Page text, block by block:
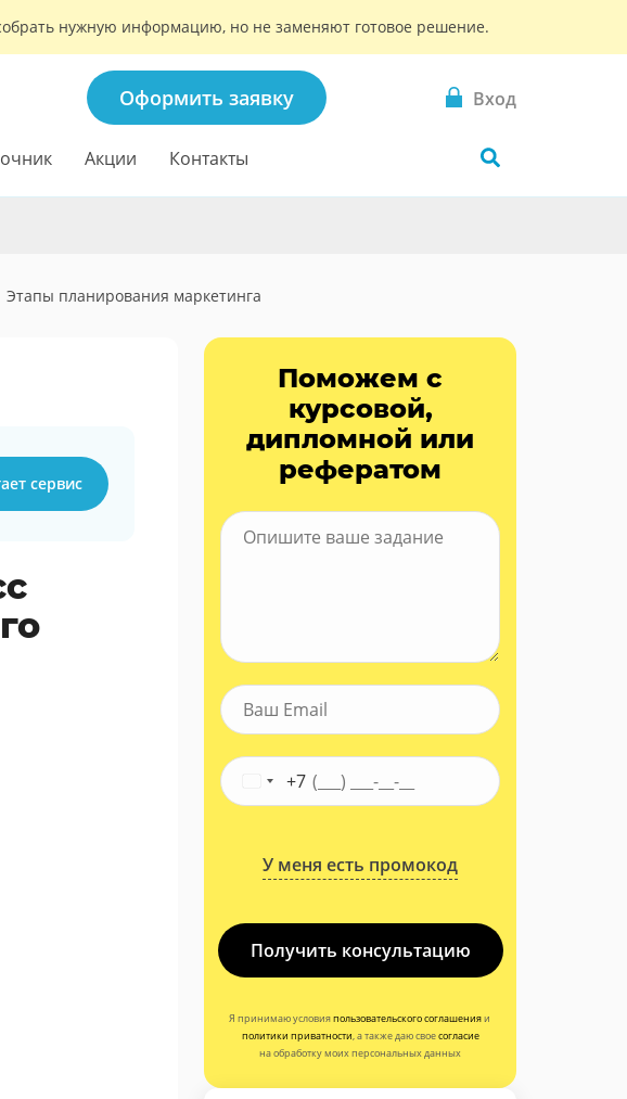
нужную информацию, но не заменяют готовое решение.
Оформить заявку Вход
Акции Контакты
Этапы планирования маркетинга
сервис
Поможем с
курсовой,
дипломной или
рефератом
+7
У меня есть промокод
Получить консультацию
Я принимаю условияпользовательского соглашенияи
политики приватности, а также даю своесогласие
на обработку моих персональных данных